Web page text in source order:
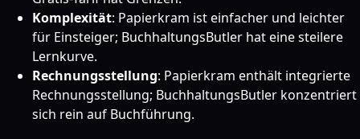
Komplexität: Papierkram ist einfacher und leichter
für Einsteiger; BuchhaltungsButler hat eine steilere
Lernkurve.
Rechnungsstellung: Papierkram enthält integrierte
Rechnungsstellung; BuchhaltungsButler konzentriert
sich rein auf Buchführung.